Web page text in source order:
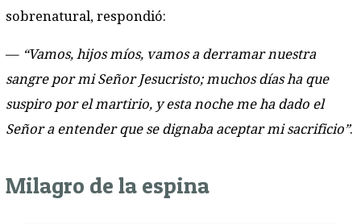
sobrenatural, respondió:
— “Vamos, hijos míos, vamos a derramar nuestra
sangre por mi Señor Jesucristo; muchos días ha que
suspiro por el martirio, y esta noche me ha dado el
Señor a entender que se dignaba aceptar mi sacrificio”.
Milagro de la espina